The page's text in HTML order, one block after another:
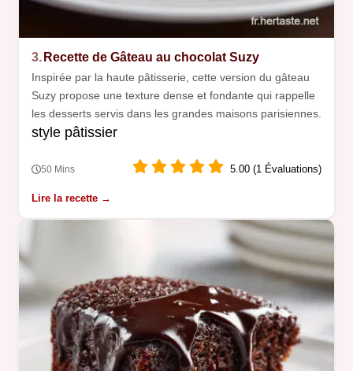
3. Recette de Gâteau au chocolat Suzy
Inspirée par la haute pâtisserie, cette version du gâteau
Suzy propose une texture dense et fondante qui rappelle
les desserts servis dans les grandes maisons parisiennes.
style pâtissier
50 Mins 5.00 (1 Évaluations)
Lire la recette →